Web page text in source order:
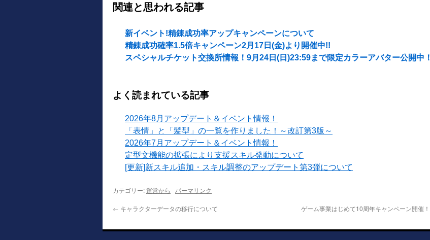
関連と思われる記事
新イベント!精錬成功率アップキャンペーンについて
精錬成功確率1.5倍キャンペーン2月17日(金)より開催中!!
スペシャルチケット交換所情報！9月24日(日)23:59まで限定カラーアバター公開中！
よく読まれている記事
2026年8月アップデート＆イベント情報！
「表情」と「髪型」の一覧を作りました！～改訂第3版～
2026年7月アップデート＆イベント情報！
定型文機能の拡張により支援スキル発動について
[更新]新スキル追加・スキル調整のアップデート第3弾について
カテゴリー:運営から パーマリンク
← キャラクターデータの移行について ゲーム事業はじめて10周年キャンペーン開催！